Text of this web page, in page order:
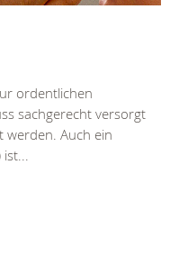
ordentlichen
sachgerecht versorgt
werden. Auch ein